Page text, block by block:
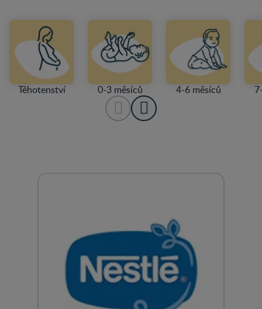
Těhotenství 0-3 měsíců 4-6 měsíců